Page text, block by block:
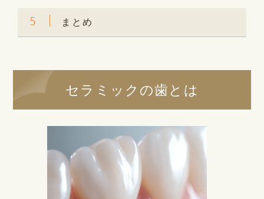
5 まとめ
セラミックの歯とは